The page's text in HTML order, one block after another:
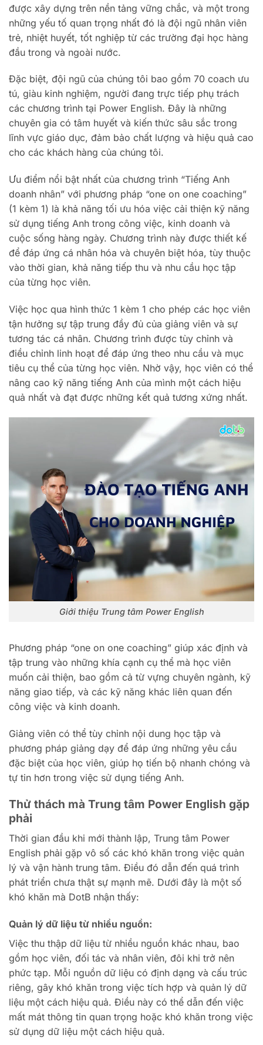
được xây dựng trên nền tảng vững chắc, và một trong
những yếu tố quan trọng nhất đó là đội ngũ nhân viên
trẻ, nhiệt huyết, tốt nghiệp từ các trường đại học hàng
đầu trong và ngoài nước.
Đặc biệt, đội ngũ của chúng tôi bao gồm 70 coach ưu
tú, giàu kinh nghiệm, người đang trực tiếp phụ trách
các chương trình tại Power English. Đây là những
chuyên gia có tâm huyết và kiến thức sâu sắc trong
lĩnh vực giáo dục, đảm bảo chất lượng và hiệu quả cao
cho các khách hàng của chúng tôi.
Ưu điểm nổi bật nhất của chương trình “Tiếng Anh
doanh nhân” với phương pháp “one on one coaching”
(1 kèm 1) là khả năng tối ưu hóa việc cải thiện kỹ năng
sử dụng tiếng Anh trong công việc, kinh doanh và
cuộc sống hàng ngày. Chương trình này được thiết kế
để đáp ứng cá nhân hóa và chuyên biệt hóa, tùy thuộc
vào thời gian, khả năng tiếp thu và nhu cầu học tập
của từng học viên.
Việc học qua hình thức 1 kèm 1 cho phép các học viên
tận hưởng sự tập trung đầy đủ của giảng viên và sự
tương tác cá nhân. Chương trình được tùy chỉnh và
điều chỉnh linh hoạt để đáp ứng theo nhu cầu và mục
tiêu cụ thể của từng học viên. Nhờ vậy, học viên có thể
nâng cao kỹ năng tiếng Anh của mình một cách hiệu
quả nhất và đạt được những kết quả tương xứng nhất.
Giới thiệu Trung tâm Power English
Phương pháp “one on one coaching” giúp xác định và
tập trung vào những khía cạnh cụ thể mà học viên
muốn cải thiện, bao gồm cả từ vựng chuyên ngành, kỹ
năng giao tiếp, và các kỹ năng khác liên quan đến
công việc và kinh doanh.
Giảng viên có thể tùy chỉnh nội dung học tập và
phương pháp giảng dạy để đáp ứng những yêu cầu
đặc biệt của học viên, giúp họ tiến bộ nhanh chóng và
tự tin hơn trong việc sử dụng tiếng Anh.
Thử thách mà Trung tâm Power English gặp
phải
Thời gian đầu khi mới thành lập, Trung tâm Power
English phải gặp vô số các khó khăn trong việc quản
lý và vận hành trung tâm. Điều đó dẫn đến quá trình
phát triển chưa thật sự mạnh mẽ. Dưới đây là một số
khó khăn mà DotB nhận thấy:
Quản lý dữ liệu từ nhiều nguồn:
Việc thu thập dữ liệu từ nhiều nguồn khác nhau, bao
gồm học viên, đối tác và nhân viên, đôi khi trở nên
phức tạp. Mỗi nguồn dữ liệu có định dạng và cấu trúc
riêng, gây khó khăn trong việc tích hợp và quản lý dữ
liệu một cách hiệu quả. Điều này có thể dẫn đến việc
mất mát thông tin quan trọng hoặc khó khăn trong việc
sử dụng dữ liệu một cách hiệu quả.